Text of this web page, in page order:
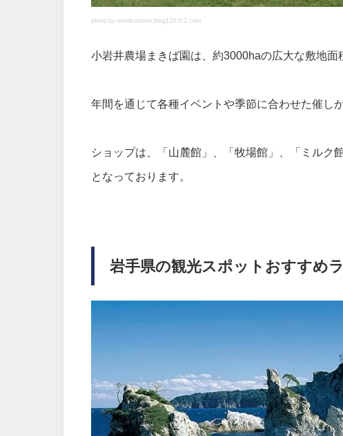
photo by wmakotomo.blog129.fc2.com
小岩井農場まきば園は、約3000haの広大な敷地面
年間を通じて各種イベントや季節に合わせた催し
ショップは、「山麓館」、「牧場館」、「ミルク
となっております。
岩手県の観光スポットおすすめ